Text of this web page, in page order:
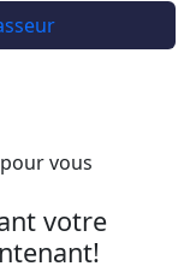
vous
votre